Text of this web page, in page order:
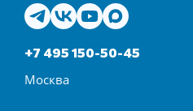
+7 495 150-50-45
Москва